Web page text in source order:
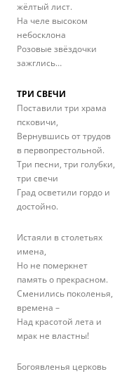
жёлтый лист.
На челе высоком
небосклона
Розовые звёздочки
зажглись…
ТРИ СВЕЧИ
Поставили три храма
псковичи,
Вернувшись от трудов
в первопрестольной.
Три песни, три голубки,
три свечи
Град осветили гордо и
достойно.
Истаяли в столетьях
имена,
Но не померкнет
память о прекрасном.
Сменились поколенья,
времена –
Над красотой лета и
мрак не властны!
Богоявленья церковь